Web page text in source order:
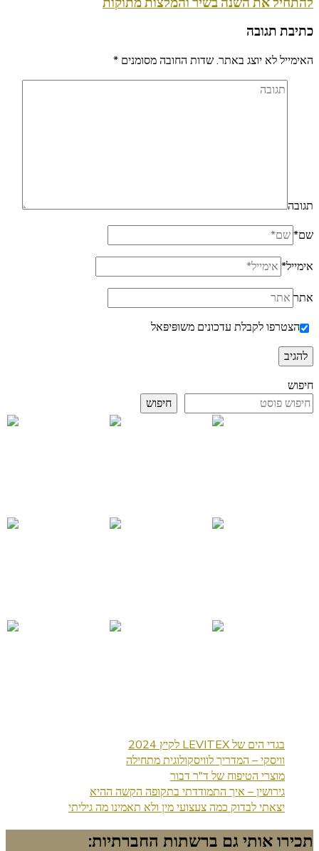
כתיבת תגובה
האימייל לא יוצג באתר.שדות החובה מסומנים *
תגובה
שם*
אימייל*
אתר
הצטרפו לקבלת עדכונים משופּיפּאל
חיפוש
חיפוש
בגדי הים של LEVITEX לקיץ 2024
וויסקי – המדריך לוויסקולוגית מתחילה
מוצרי הטיפוח של ד"ר דבור
גירושין – איך התמודדתי בתקופה הקשה ההיא
יצאתי לבדוק כמה צעצועי מין ולא תאמינו מה גיליתי
תכירו אותי גם ברשתות החברתיות: